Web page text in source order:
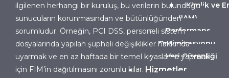
Kimlik ve
(IAM)
Performans
Optimizasyonu
Veri Güvenliği
Hizmetler
ilgilenen herhangi bir kuruluş, bu verilerin bulunduğu
sunucuların korunmasından ve bütünlüğünden
sorumludur. Örneğin, PCI DSS, personeli sistem
dosyalarında yapılan şüpheli değişiklikler hakkında
uyarmak ve en az haftada bir temel kıyaslama yapmak
için FIM’in dağıtılmasını zorunlu kılar.